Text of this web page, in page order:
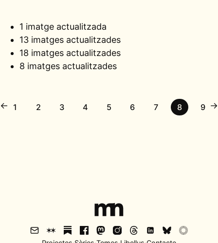
1 imatge actualitzada
13 imatges actualitzades
18 imatges actualitzades
8 imatges actualitzades
← 1 2 3 4 5 6 7 8 9 →